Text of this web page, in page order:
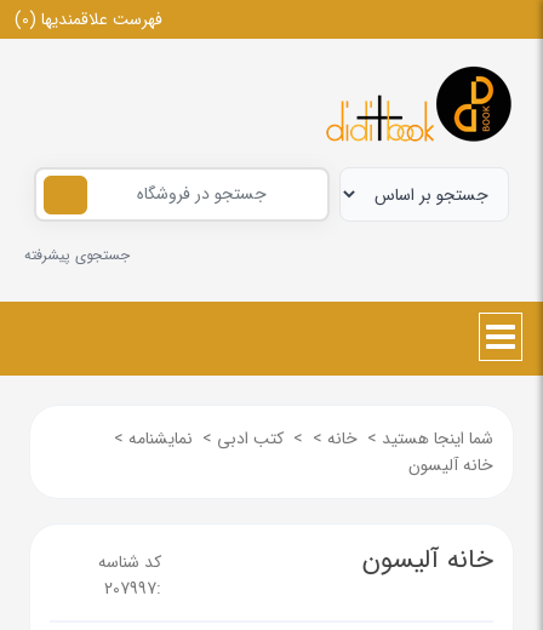
فهرست علاقمندیها (0)
جستجوی پیشرفته
شما اینجا هستید > خانه >
> کتب ادبی > نمایشنامه >
خانه آلیسون
خانه آلیسون
کد شناسه
:
207997